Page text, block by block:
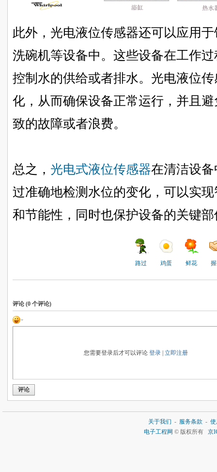
此外，光电液位传感器还可以应用
洗碗机等设备中。这些设备在工作
控制水的供给或者排水。光电液位
化，从而确保设备正常运行，并且
致的故障或者浪费。
总之， 光电式液位传感器在清洁设
过准确地检测水位的变化，可以实
和节能性，同时也保护设备的关键
路过 鸡蛋 鲜花
评论 (0 个评论)
您需要登录后才可以评论 登录| 立即注册
评论
关于我们 - 服务条款 -
电子工程网 © 版权所有 京